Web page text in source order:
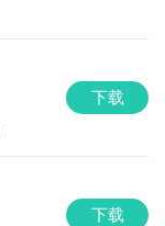
下载
下载